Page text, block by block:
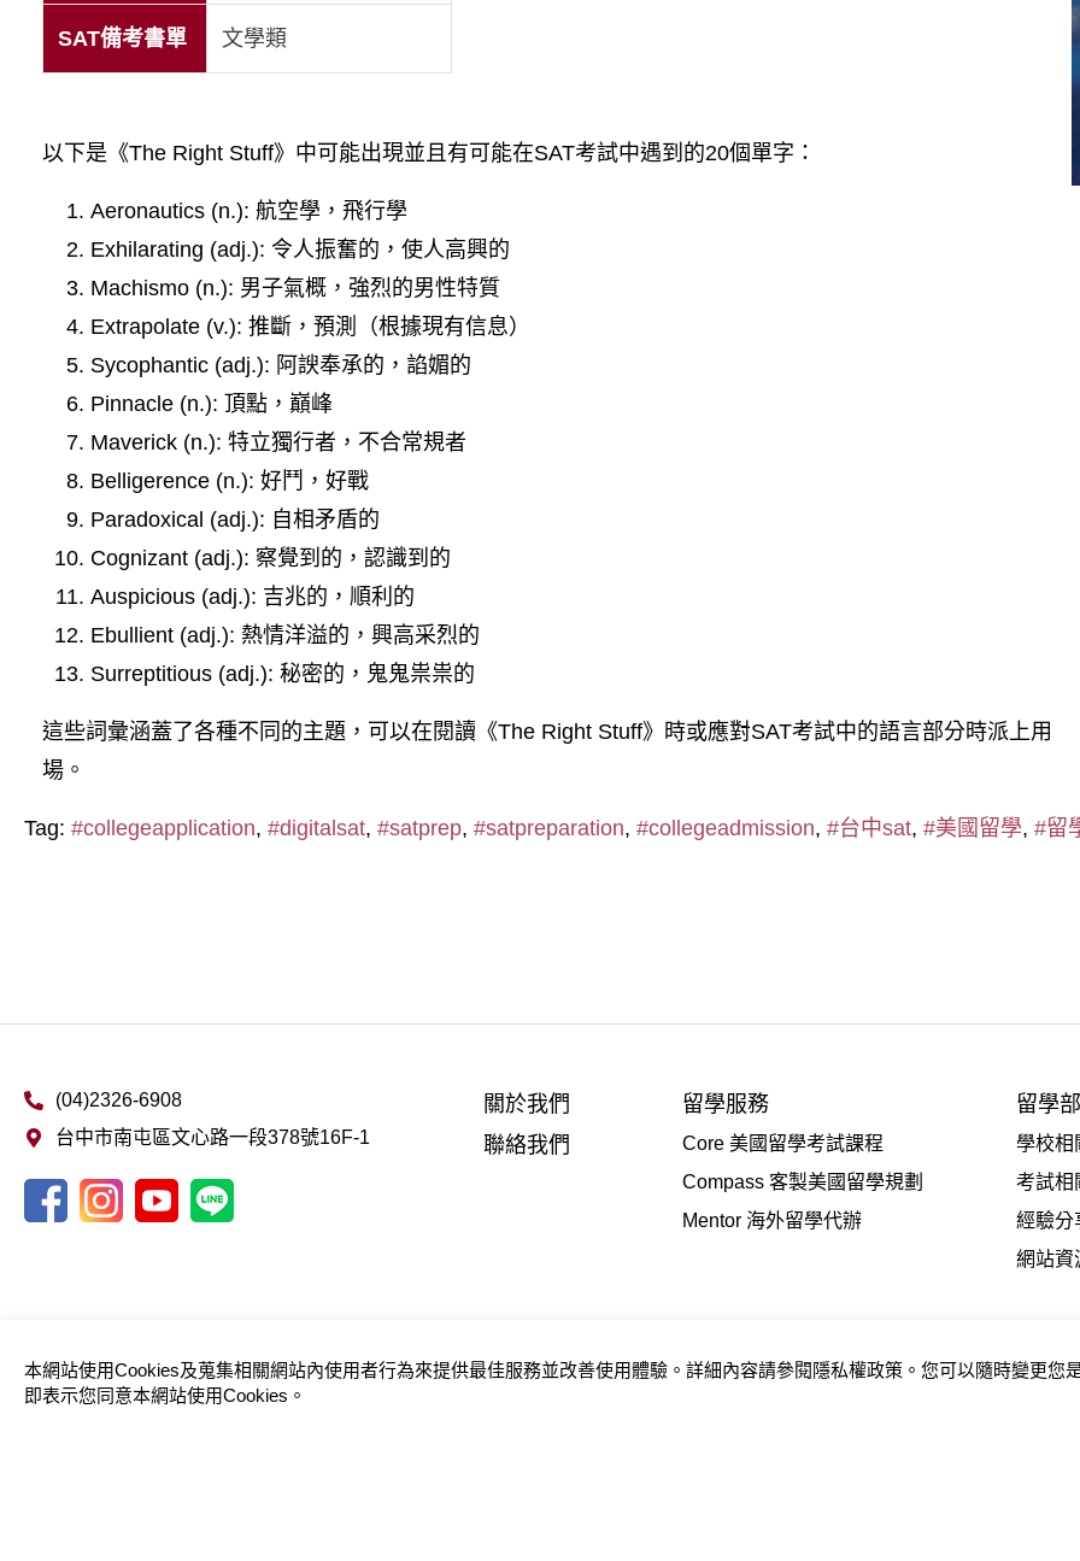
SAT備考書單 文學類
以下是《The Right Stuff》中可能出現並且有可能在SAT考試中遇到的20個單字：
Aeronautics (n.): 航空學，飛行學
Exhilarating (adj.): 令人振奮的，使人高興的
Machismo (n.): 男子氣概，強烈的男性特質
Extrapolate (v.): 推斷，預測（根據現有信息）
Sycophantic (adj.): 阿諛奉承的，諂媚的
Pinnacle (n.): 頂點，巔峰
Maverick (n.): 特立獨行者，不合常規者
Belligerence (n.): 好鬥，好戰
Paradoxical (adj.): 自相矛盾的
Cognizant (adj.): 察覺到的，認識到的
Auspicious (adj.): 吉兆的，順利的
Ebullient (adj.): 熱情洋溢的，興高采烈的
Surreptitious (adj.): 秘密的，鬼鬼祟祟的
這些詞彙涵蓋了各種不同的主題，可以在閱讀《The Right Stuff》時或應對SAT考試中的語言部分時派上用
場。
Tag: #collegeapplication, #digitalsat, #satprep, #satpreparation, #collegeadmission, #台中sat, #美國留學, #留
(04)2326-6908
台中市南屯區文心路一段378號16F-1
關於我們
聯絡我們
留學服務
Core 美國留學考試課程
Compass 客製美國留學規劃
Mentor 海外留學代辦
留學
學校相
考試相
經驗分
網站資
本網站使用Cookies及蒐集相關網站內使用者行為來提供最佳服務並改善使用體驗。詳細內容請參閱 隱私權政策 。您可以隨時變更您
即表示您同意本網站使用Cookies。